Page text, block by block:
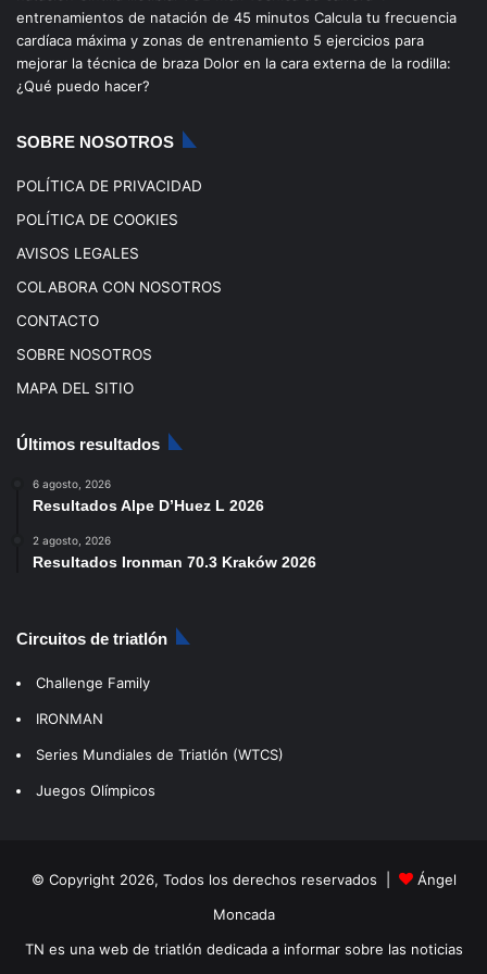
o
b
g
k
entrenamientos de natación de 45 minutos Calcula tu frecuencia
cardíaca máxima y zonas de entrenamiento 5 ejercicios para
mejorar la técnica de braza Dolor en la cara externa de la rodilla:
¿Qué puedo hacer?
SOBRE NOSOTROS
POLÍTICA DE PRIVACIDAD
POLÍTICA DE COOKIES
AVISOS LEGALES
COLABORA CON NOSOTROS
CONTACTO
SOBRE NOSOTROS
MAPA DEL SITIO
Últimos resultados
6 agosto, 2026
Resultados Alpe D’Huez L 2026
2 agosto, 2026
Resultados Ironman 70.3 Kraków 2026
Circuitos de triatlón
Challenge Family
IRONMAN
Series Mundiales de Triatlón (WTCS)
Juegos Olímpicos
© Copyright 2026, Todos los derechos reservados |
Ángel
Moncada
TN es una web de triatlón dedicada a informar sobre las noticias